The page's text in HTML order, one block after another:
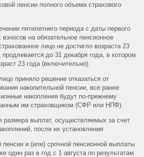
пенсии полного объема страхового
пятилетнего периода с даты первого
на обязательное пенсионное
лицо не достигло возраста 23
продлевается до 31 декабря года, в котором
23 года (включительно).
приняло решение отказаться от
накопительной пенсии, все ранее
накопления будут по-прежнему
им страховщиком (СФР или НПФ).
размера выплат, осуществляемых за счет
после их установления
пенсии и (или) срочной пенсионной выплаты
один раз в год с 1 августа по результатам